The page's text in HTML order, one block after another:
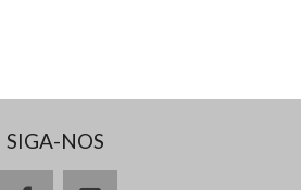
SIGA-NOS